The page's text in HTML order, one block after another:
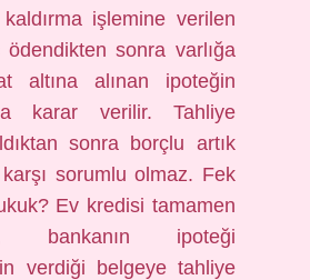
işlemine verilen
sonra varlığa
altına alınan ipoteğin
karar verilir. Tahliye
sonra borçlu artık
sorumlu olmaz. Fek
Ev kredisi tamamen
bankanın ipoteği
verdiği belgeye tahliye